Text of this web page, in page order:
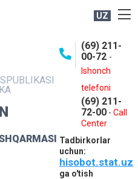
UZ
(69) 211-
00-72 -
Ishonch
telefoni
(69) 211-
72-00 - Call
Center
Tadbirkorlar
uchun:
hisobot.stat.uz
ga o'tish
XIZMATLAR
XIZMATI